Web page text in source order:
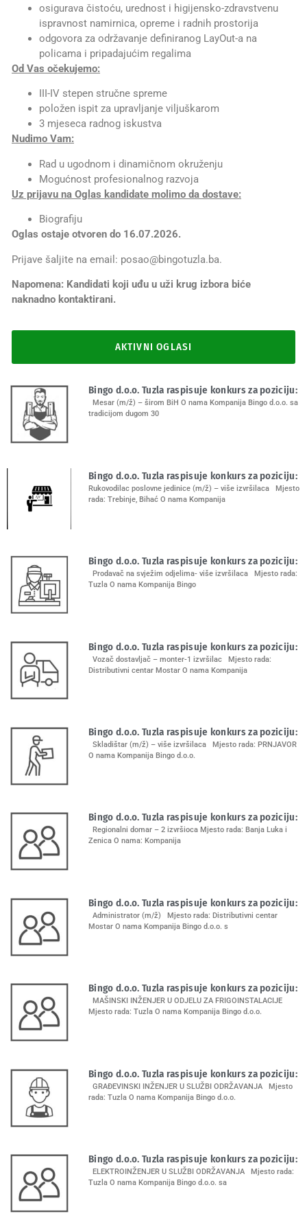
osigurava čistoću, urednost i higijensko-zdravstvenu
ispravnost namirnica, opreme i radnih prostorija
odgovora za održavanje definiranog LayOut-a na
policama i pripadajućim regalima
Od Vas očekujemo:
III-IV stepen stručne spreme
položen ispit za upravljanje viljuškarom
3 mjeseca radnog iskustva
Nudimo Vam:
Rad u ugodnom i dinamičnom okruženju
Mogućnost profesionalnog razvoja
Uz prijavu na Oglas kandidate molimo da dostave:
Biografiju
Oglas ostaje otvoren do 16.07.2026.
Prijave šaljite na email: posao@bingotuzla.ba.
Napomena: Kandidati koji uđu u uži krug izbora biće
naknadno kontaktirani.
AKTIVNI OGLASI
Bingo d.o.o. Tuzla raspisuje konkurs za poziciju:
Mesar (m/ž) – širom BiH O nama Kompanija Bingo d.o.o. sa
tradicijom dugom 30
Bingo d.o.o. Tuzla raspisuje konkurs za poziciju:
Rukovodilac poslovne jedinice (m/ž) – više izvršilaca Mjesto
rada: Trebinje, Bihać O nama Kompanija
Bingo d.o.o. Tuzla raspisuje konkurs za poziciju:
Prodavač na svježim odjelima- više izvršilaca Mjesto rada:
Tuzla O nama Kompanija Bingo
Bingo d.o.o. Tuzla raspisuje konkurs za poziciju:
Vozač dostavljač – monter-1 izvršilac Mjesto rada:
Distributivni centar Mostar O nama Kompanija
Bingo d.o.o. Tuzla raspisuje konkurs za poziciju:
Skladištar (m/ž) – više izvršilaca Mjesto rada: PRNJAVOR
O nama Kompanija Bingo d.o.o.
Bingo d.o.o. Tuzla raspisuje konkurs za poziciju:
Regionalni domar – 2 izvršioca Mjesto rada: Banja Luka i
Zenica O nama: Kompanija
Bingo d.o.o. Tuzla raspisuje konkurs za poziciju:
Administrator (m/ž) Mjesto rada: Distributivni centar
Mostar O nama Kompanija Bingo d.o.o. s
Bingo d.o.o. Tuzla raspisuje konkurs za poziciju:
MAŠINSKI INŽENJER U ODJELU ZA FRIGOINSTALACIJE
Mjesto rada: Tuzla O nama Kompanija Bingo d.o.o.
Bingo d.o.o. Tuzla raspisuje konkurs za poziciju:
GRAĐEVINSKI INŽENJER U SLUŽBI ODRŽAVANJA Mjesto
rada: Tuzla O nama Kompanija Bingo d.o.o.
Bingo d.o.o. Tuzla raspisuje konkurs za poziciju:
ELEKTROINŽENJER U SLUŽBI ODRŽAVANJA Mjesto rada:
Tuzla O nama Kompanija Bingo d.o.o. sa